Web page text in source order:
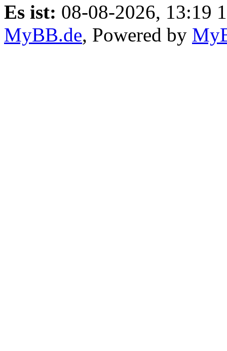
Es ist: 08-08-2026, 13:19
MyBB.de, Powered by